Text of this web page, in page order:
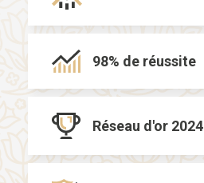
98% de réussite
Réseau d'or 2024